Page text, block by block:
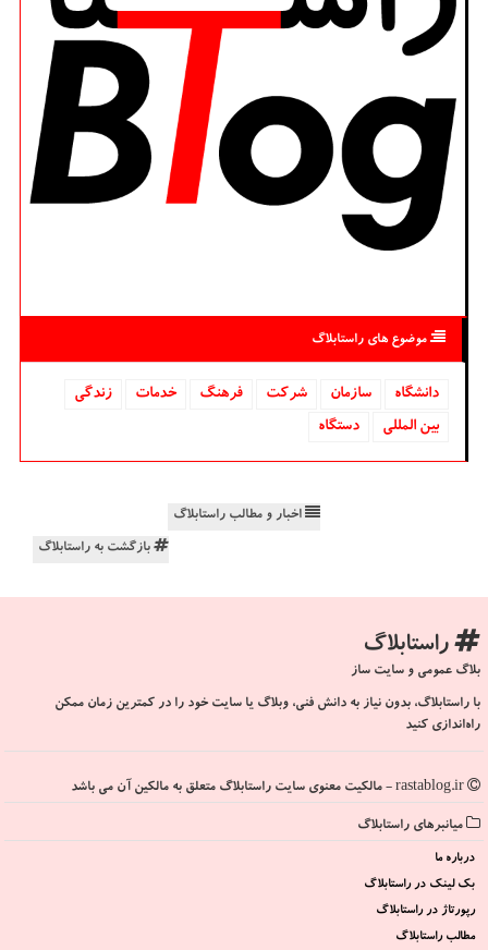
موضوع های راستابلاگ
دانشگاه‌ سازمان شركت فرهنگ خدمات
زندگی
بین المللی
دستگاه
اخبار و مطالب راستابلاگ
بازگشت به راستابلاگ
راستابلاگ
بلاگ عمومی و سایت ساز
با راستابلاگ، بدون نیاز به دانش فنی، وبلاگ یا سایت خود را در کمترین زمان ممکن
راه‌اندازی کنید
میانبرهای راستابلاگ
درباره ما
بک لینک در راستابلاگ
رپورتاژ در راستابلاگ
مطالب راستابلاگ